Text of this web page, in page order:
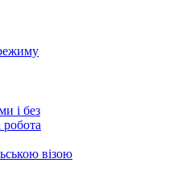
і без
робота
візою